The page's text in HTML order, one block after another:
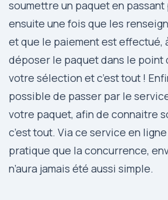
soumettre un paquet en passant
ensuite une fois que les
et que le paiement est effectué,
déposer le paquet dans le point
votre sélection et c’est tout !
possible de passer par le
votre paquet, afin de connaitre
c’est tout. Via ce service en
pratique que la concurrence,
n’aura jamais été aussi simple.